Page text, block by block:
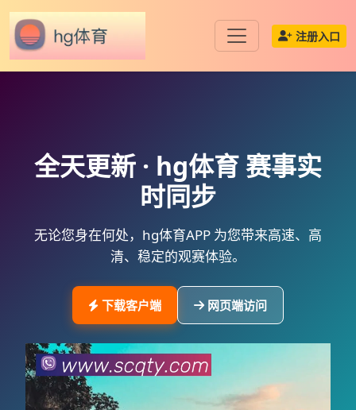
注册入口
全天更新 · hg体育赛事实
时同步
无论您身在何处， hg体育APP 为您带来高速、高
清、稳定的观赛体验。
下载客户端 网页端访问